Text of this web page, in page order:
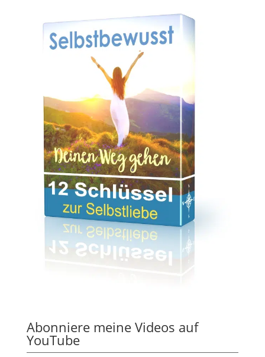
Abonniere meine Videos auf
YouTube